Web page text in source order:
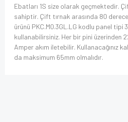
Ebatları 1S size olarak geçmektedir.
sahiptir. Çift tırnak arasında 80
ürünü PKC.M0.3GL.LG kodlu panel tipi
kullanabilirsiniz. Her bir pini üzerinden
Amper akım iletebilir. Kullanacağınız
da maksimum 65mm olmalıdır.